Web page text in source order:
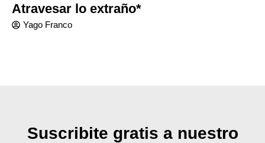
Atravesar lo extraño*
Yago Franco
Suscribite gratis a nuestro